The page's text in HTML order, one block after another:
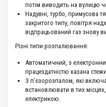
потім виводить на вулицю
Надувні, турбо, примусова
закритого типу, повітря
відпрацьований газ знову
Різні типи розпалювання:
Автоматичний, з
працездатністю казана
З п'єзорозпалом, які
встановлювати в тих
електрикою.